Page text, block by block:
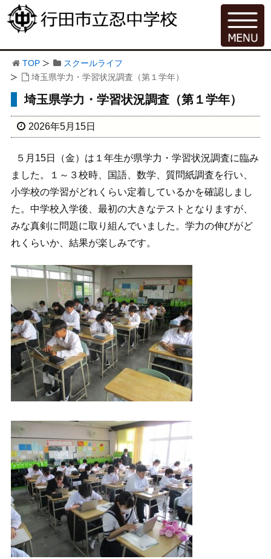
TOP
スクールライフ
埼玉県学力・学習状況調査（第１学年）
埼玉県学力・学習状況調査（第１学年）
2026年5月15日
５月15日（金）は１年生が県学力・学習状況調査に臨み
ました。１～３校時、国語、数学、質問紙調査を行い、
小学校の学習がどれくらい定着しているかを確認しまし
た。中学校入学後、最初の大きなテストとなりますが、
みな真剣に問題に取り組んでいました。学力の伸びがど
れくらいか、結果が楽しみです。